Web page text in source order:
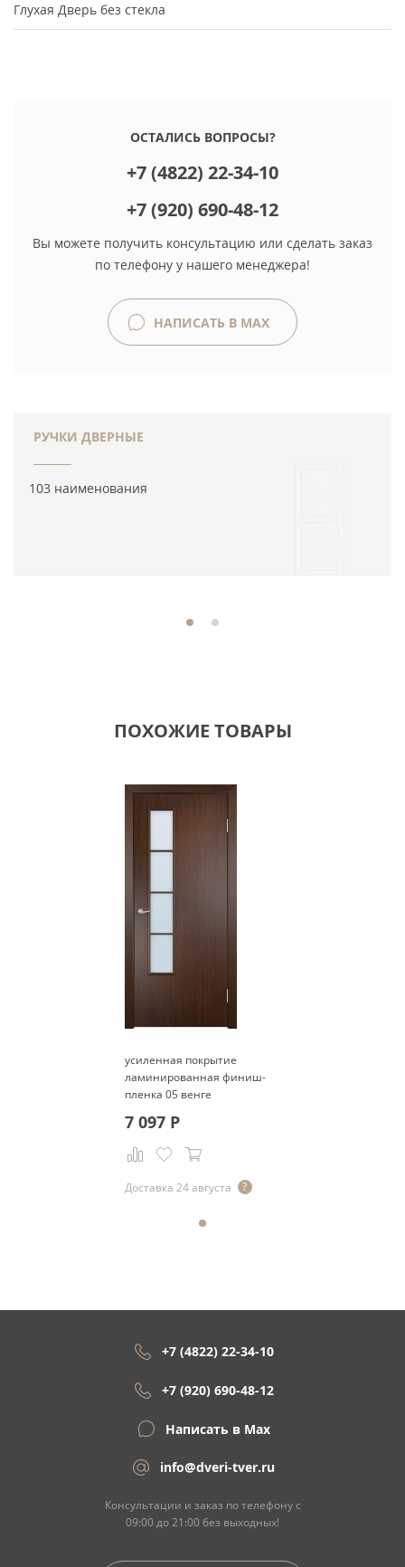
Глухая Дверь без стекла
ОСТАЛИСЬ ВОПРОСЫ?
+7 (4822) 22-34-10
+7 (920) 690-48-12
Вы можете получить консультацию или сделать заказ
по телефону у нашего менеджера!
НАПИСАТЬ В MAX
РУЧКИ ДВЕРНЫЕ
103 наименования
ПОХОЖИЕ ТОВАРЫ
усиленная покрытие
ламинированная финиш-
пленка 05 венге
7 097Р
Доставка 24 августа
+7 (4822) 22-34-10
+7 (920) 690-48-12
Написать в Max
info@dveri-tver.ru
Консультации и заказ по телефону с
09:00 до 21:00 без выходных!